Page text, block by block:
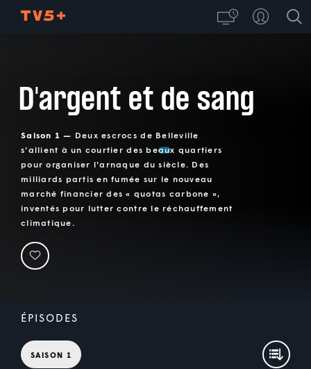
D'argent et de sang
Saison 1 — Deux escrocs de Belleville
s'allient à un courtier des beaux quartiers
pour organiser l'arnaque du siècle. Des
milliards partis en fumée sur le nouveau
marché financier des « quotas carbone »,
inventés pour lutter contre le réchauffement
climatique.
ÉPISODES
SAISON 1